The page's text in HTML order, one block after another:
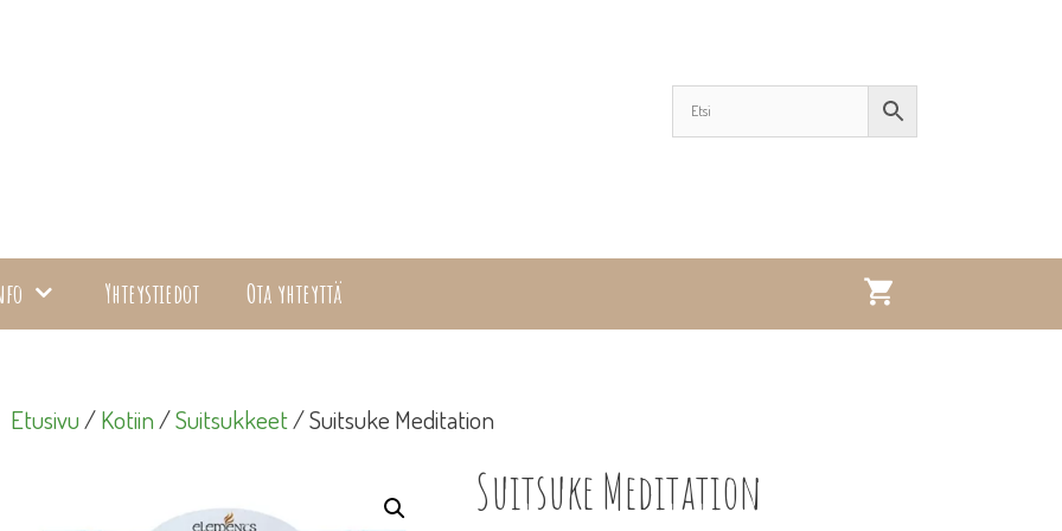
Yhteystiedot Ota yhteyttä
Etusivu/Kotiin/Suitsukkeet/ Suitsuke Meditation
Suitsuke Meditation